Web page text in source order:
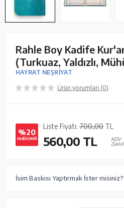
Rahle Boy Kadife
(Turkuaz, Yaldızlı,
HAYRAT NEŞRİYAT
Ürün yorumları (0)
%20
indirimli
Liste Fiyatı: 700,00 TL
560,00 TL
KDV
İsim Baskısı Yaptırmak İster misiniz?